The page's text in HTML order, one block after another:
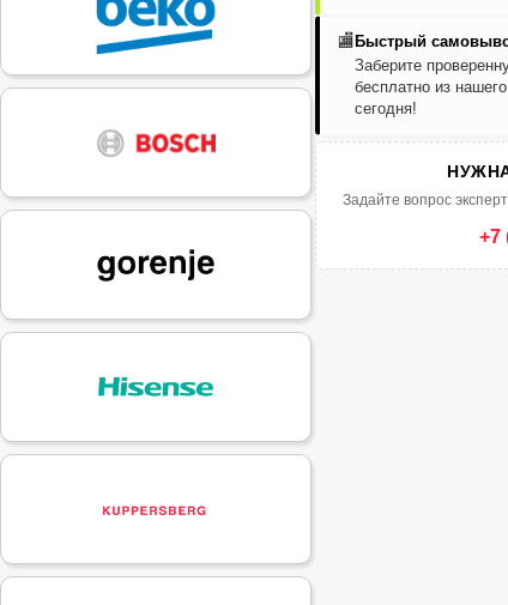
🏬 Быстрый
Заберите
бесплатно из
сегодня!
Задайте вопрос
+7